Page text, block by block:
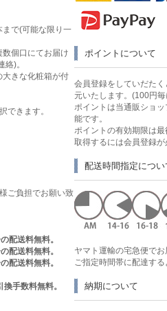
まで(可能な限り一
個口にてお届け
)。
きな化粧箱が付
できます。
ご負担でお願い致
配送料無料。
配送料無料。
配送料無料。
手数料無料。
ポイントについて
会員登録をしていだた
元いたします。(100円
ポイントは当通販ショ
能です。
ポイントの有効期限は
取得するには会員登録が
配送時間指定につい
ヤマト運輸の宅急便でお
ご指定時間帯に配達する
納期について